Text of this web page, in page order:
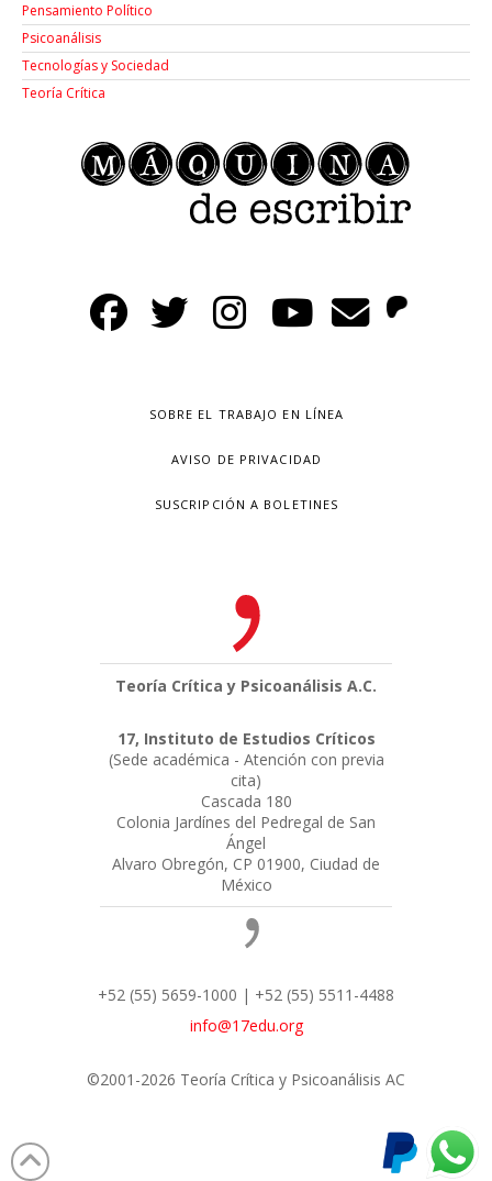
Pensamiento Político
Psicoanálisis
Tecnologías y Sociedad
Teoría Crítica
SOBRE EL TRABAJO EN LÍNEA
AVISO DE PRIVACIDAD
SUSCRIPCIÓN A BOLETINES
Teoría Crítica y Psicoanálisis A.C.
17, Instituto de Estudios Críticos
(Sede académica - Atención con previa
cita)
Cascada 180
Colonia Jardínes del Pedregal de San
Ángel
Alvaro Obregón, CP 01900, Ciudad de
México
+52 (55) 5659-1000 | +52 (55) 5511-4488
info@17edu.org
©2001-2026 Teoría Crítica y Psicoanálisis AC